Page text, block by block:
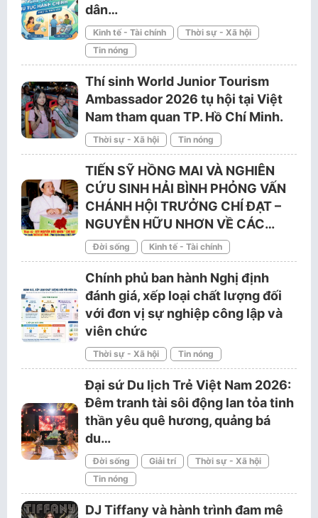
dân…
Kinh tế - Tài chính
Thời sự - Xã hội
Tin nóng
Thí sinh World Junior Tourism
Ambassador 2026 tụ hội tại Việt
Nam tham quan TP. Hồ Chí Minh.
Thời sự - Xã hội Tin nóng
TIẾN SỸ HỒNG MAI VÀ NGHIÊN
CỨU SINH HẢI BÌNH PHỎNG VẤN
CHÁNH HỘI TRƯỞNG CHÍ ĐẠT –
NGUYỄN HỮU NHƠN VỀ CÁC…
Đời sống Kinh tế - Tài chính
Chính phủ ban hành Nghị định
đánh giá, xếp loại chất lượng đối
với đơn vị sự nghiệp công lập và
viên chức
Thời sự - Xã hội Tin nóng
Đại sứ Du lịch Trẻ Việt Nam 2026:
Đêm tranh tài sôi động lan tỏa tinh
thần yêu quê hương, quảng bá
du…
Đời sống Giải trí
Thời sự - Xã hội
Tin nóng
DJ Tiffany và hành trình đam mê